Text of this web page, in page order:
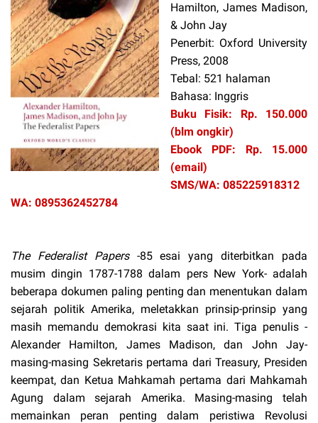
Hamilton, James Madison,
& John Jay
Penerbit: Oxford University
Press, 2008
Tebal: 521 halaman
Bahasa: Inggris
Buku Fisik: Rp. 150.000
(blm ongkir)
Ebook PDF: Rp. 15.000
(email)
SMS/WA: 085225918312
WA: 0895362452784
The Federalist Papers-85 esai yang diterbitkan pada
musim dingin 1787-1788 dalam pers New York- adalah
beberapa dokumen paling penting dan menentukan dalam
sejarah politik Amerika, meletakkan prinsip-prinsip yang
masih memandu demokrasi kita saat ini. Tiga penulis -
Alexander Hamilton, James Madison, dan John Jay-
masing-masing Sekretaris pertama dari Treasury, Presiden
keempat, dan Ketua Mahkamah pertama dari Mahkamah
Agung dalam sejarah Amerika. Masing-masing telah
memainkan peran penting dalam peristiwa Revolusi